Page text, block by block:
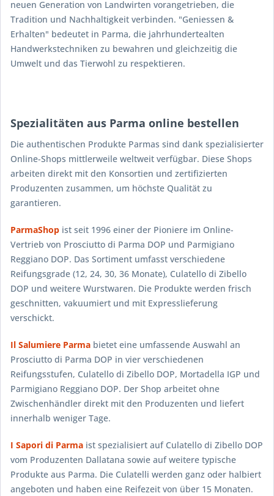
neuen Generation von Landwirten vorangetrieben, die
Tradition und Nachhaltigkeit verbinden. "Geniessen &
Erhalten" bedeutet in Parma, die jahrhundertealten
Handwerkstechniken zu bewahren und gleichzeitig die
Umwelt und das Tierwohl zu respektieren.
Spezialitäten aus Parma online bestellen
Die authentischen Produkte Parmas sind dank spezialisierter
Online-Shops mittlerweile weltweit verfügbar. Diese Shops
arbeiten direkt mit den Konsortien und zertifizierten
Produzenten zusammen, um höchste Qualität zu
garantieren.
ParmaShop ist seit 1996 einer der Pioniere im Online-
Vertrieb von Prosciutto di Parma DOP und Parmigiano
Reggiano DOP. Das Sortiment umfasst verschiedene
Reifungsgrade (12, 24, 30, 36 Monate), Culatello di Zibello
DOP und weitere Wurstwaren. Die Produkte werden frisch
geschnitten, vakuumiert und mit Expresslieferung
verschickt.
Il Salumiere Parma bietet eine umfassende Auswahl an
Prosciutto di Parma DOP in vier verschiedenen
Reifungsstufen, Culatello di Zibello DOP, Mortadella IGP und
Parmigiano Reggiano DOP. Der Shop arbeitet ohne
Zwischenhändler direkt mit den Produzenten und liefert
innerhalb weniger Tage.
I Sapori di Parma ist spezialisiert auf Culatello di Zibello DOP
vom Produzenten Dallatana sowie auf weitere typische
Produkte aus Parma. Die Culatelli werden ganz oder halbiert
angeboten und haben eine Reifezeit von über 15 Monaten.